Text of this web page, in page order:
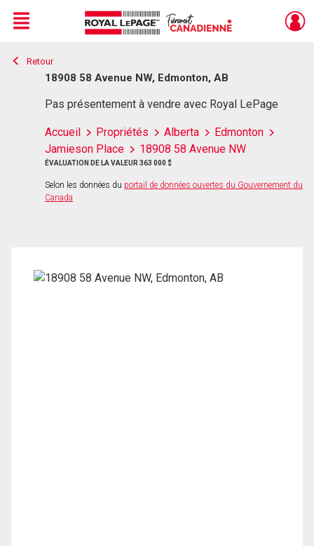
Live
En Direct
Menu
Retour
18908 58 Avenue NW, Edmonton, AB
Pas présentement à vendre avec Royal LePage
Accueil Propriétés Alberta
Edmonton
Jamieson Place
18908 58 Avenue NW
ÉVALUATION DE LA VALEUR 363 000 $
Selon les données du portail de données ouvertes du Gouvernement du
Canada